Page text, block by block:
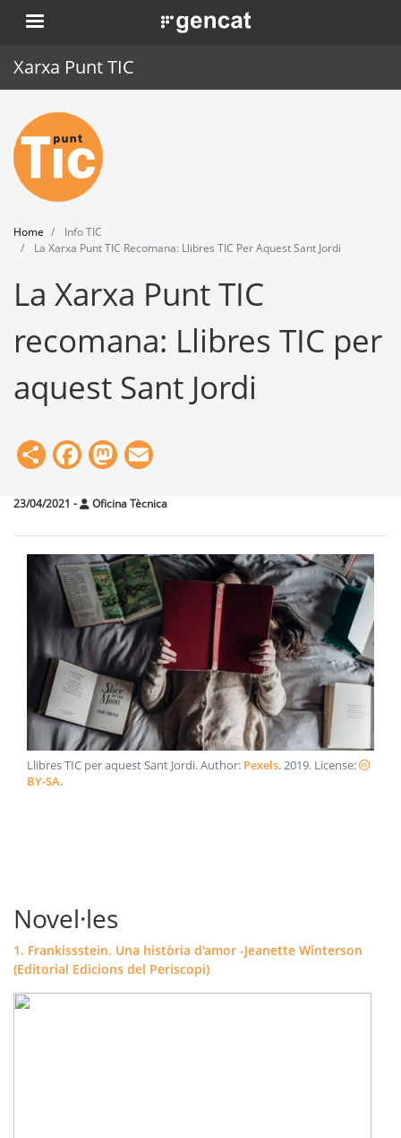
Skip
to
. Obre en una nova finestra.
Xarxa Punt TIC
Home
Punt TIC
News
Events
Training
Home
Info TIC
La Xarxa Punt TIC Recomana: Llibres TIC Per Aquest Sant Jordi
La Xarxa Punt TIC
recomana: Llibres TIC per
aquest Sant Jordi
ShareFacebook
Mastodon
23/04/2021 - Oficina Tècnica
Llibres TIC per aquest Sant Jordi. Author: Pexels.2019. License:
BY-SA.
Novel·les
1. Frankissstein. Una història d'amor -Jeanette Winterson
(Editorial Edicions del Periscopi)